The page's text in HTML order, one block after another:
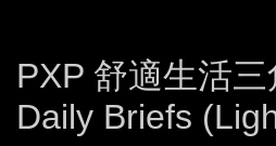
PXP 舒適生活
Daily Briefs